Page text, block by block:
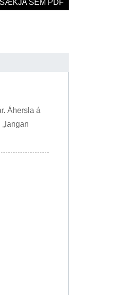
SÆKJA SEM PDF
Áhersla á